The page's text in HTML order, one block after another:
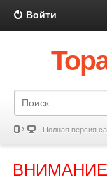
Войти
Полная версия